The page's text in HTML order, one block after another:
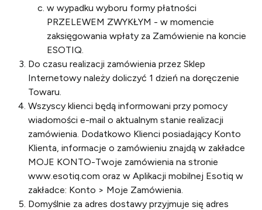
w wypadku wyboru formy płatności
PRZELEWEM ZWYKŁYM - w momencie
zaksięgowania wpłaty za Zamówienie na koncie
ESOTIQ.
Do czasu realizacji zamówienia przez Sklep
Internetowy należy doliczyć 1 dzień na doręczenie
Towaru.
Wszyscy klienci będą informowani przy pomocy
wiadomości e-mail o aktualnym stanie realizacji
zamówienia. Dodatkowo Klienci posiadający Konto
Klienta, informacje o zamówieniu znajdą w zakładce
MOJE KONTO-Twoje zamówienia na stronie
www.esotiq.com oraz w Aplikacji mobilnej Esotiq w
zakładce: Konto > Moje Zamówienia.
Domyślnie za adres dostawy przyjmuje się adres